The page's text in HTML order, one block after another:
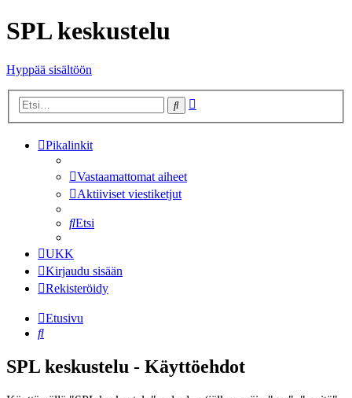
SPL keskustelu
Hyppää sisältöön
Etsi
Pikalinkit
Vastaamattomat aiheet
Aktiiviset viestiketjut
Etsi
UKK
Kirjaudu sisään
Rekisteröidy
Etusivu
Etsi
SPL keskustelu - Käyttöehdot